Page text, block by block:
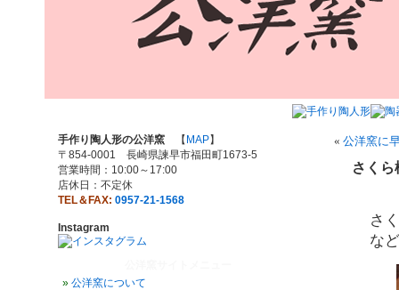
手作り陶人形の公洋窯 【 MAP】
〒854-0001 長崎県諫早市福田町1673-5
営業時間：10:00～17:00
店休日：不定休
TEL＆FAX: 0957-21-1568
Instagram
公洋窯について
« 公洋窯に
さくら
さ
な